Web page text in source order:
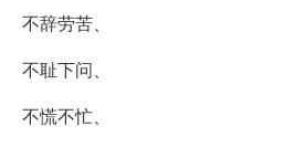
不辞劳苦、
不耻下问、
不慌不忙、